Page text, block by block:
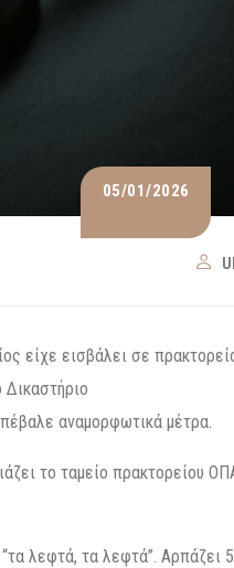
05/01/2026
είχε εισβάλει σε
αναμορφωτικά μέτρα.
το ταμείο πρακτορείου
λεφτά, τα λεφτά”. Αρπάζει